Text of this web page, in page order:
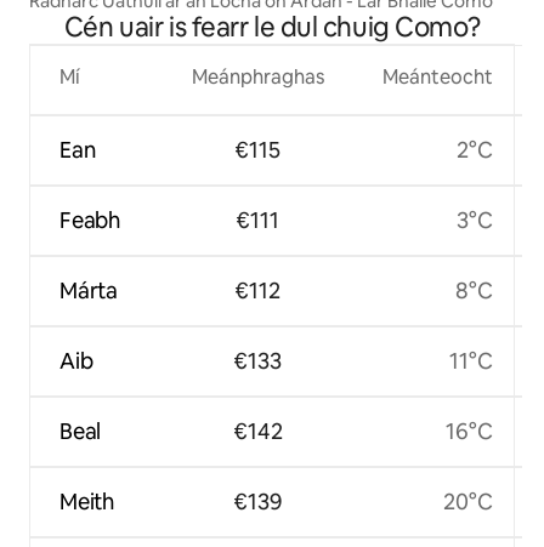
Cén uair is fearr le dul chuig Como?
Mí
Ean
Feabh
Márta
Aib
Beal
Meith
Meánphraghas
€115
€111
€112
€133
€142
€139
Meánteocht
2°C
3°C
8°C
11°C
16°C
20°C